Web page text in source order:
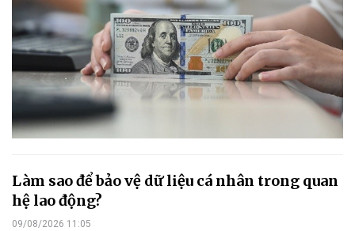
Làm sao để bảo vệ dữ liệu cá nhân trong quan
hệ lao động?
09/08/2026 11:05